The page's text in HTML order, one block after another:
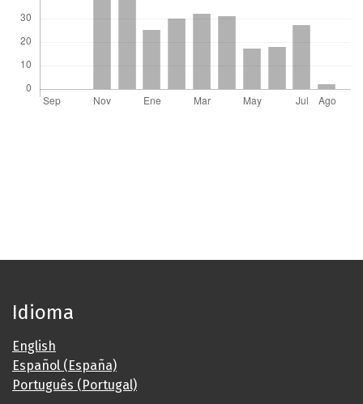
Idioma
English
Español (España)
Português (Portugal)